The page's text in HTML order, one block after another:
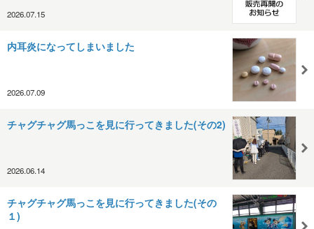
2026.07.15
内耳炎になってしまいました
2026.07.09
チャグチャグ馬っこを見に行ってきました(その2)
2026.06.14
チャグチャグ馬っこを見に行ってきました(その
１)